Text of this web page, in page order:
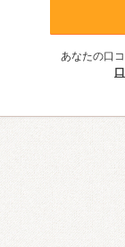
あなたの口